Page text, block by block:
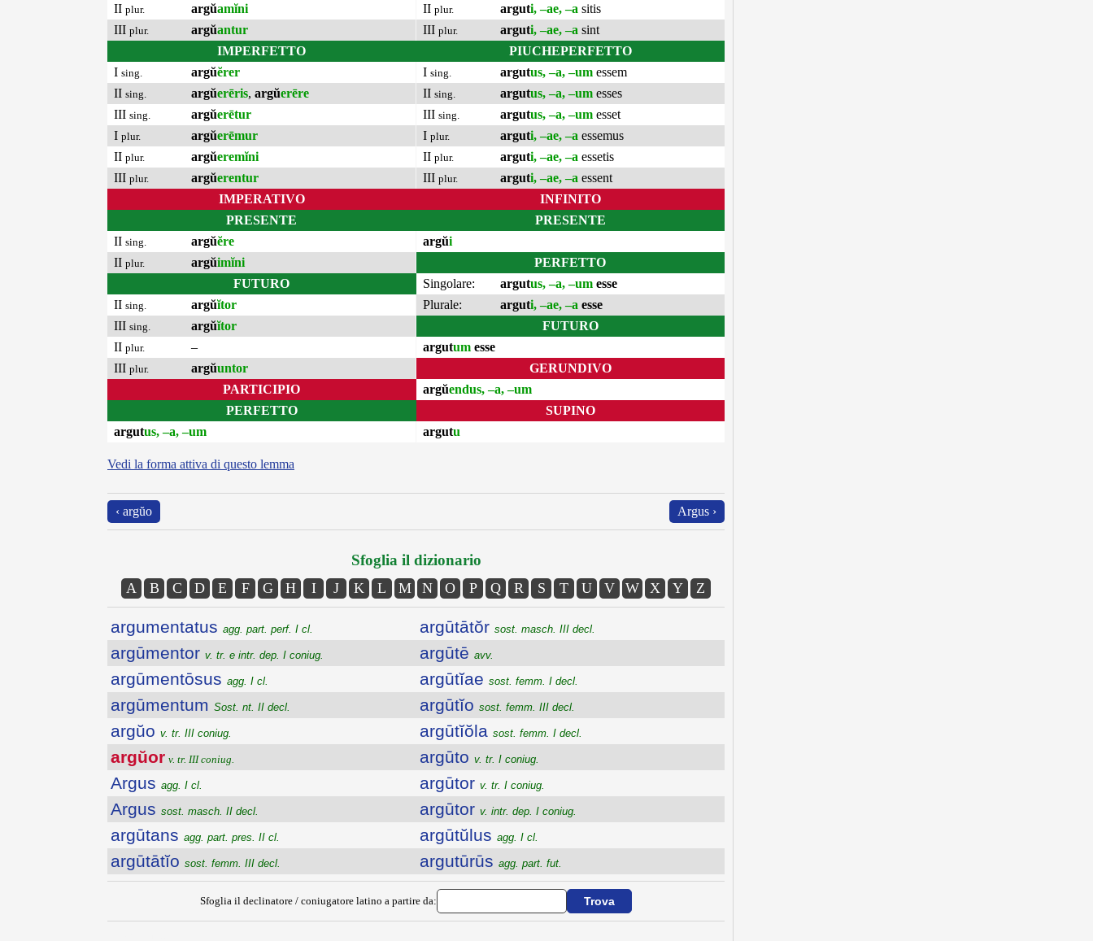
II plur. argŭamĭni
III plur. argŭantur
IMPERFETTO
I sing. argŭĕrer
II sing. argŭerēris, argŭerēre
III sing. argŭerētur
I plur. argŭerēmur
II plur. argŭeremĭni
III plur. argŭerentur
II plur. arguti, –ae, –a sitis
III plur. arguti, –ae, –a sint
PIUCHEPERFETTO
I sing. argutus, –a, –um essem
II sing. argutus, –a, –um esses
III sing. argutus, –a, –um esset
I plur. arguti, –ae, –a essemus
II plur. arguti, –ae, –a essetis
III plur. arguti, –ae, –a essent
IMPERATIVO
PRESENTE
II sing. argŭĕre
II plur. argŭimĭni
FUTURO
II sing. argŭĭtor
III sing. argŭĭtor
II plur.
–
III plur. argŭuntor
PARTICIPIO
PERFETTO
argutus, –a, –um
INFINITO
PRESENTE
argŭi
PERFETTO
Singolare:
argutus, –a, –um esse
Plurale:
arguti, –ae, –a esse
FUTURO
argutum esse
GERUNDIVO
argŭendus, –a, –um
SUPINO
argutu
Vedi la forma attiva di questo lemma
‹ argŭo Argus ›
Sfoglia il dizionario
A B C D E F G H I J K L M N O P Q R S T U V W X Y Z
argumentatus agg. part. perf. I cl.
argūmentor v. tr. e intr. dep. I coniug.
argūmentōsus agg. I cl.
argūmentum Sost. nt. II decl.
argŭo v. tr. III coniug.
argŭor v. tr. III coniug.
Argus agg. I cl.
Argus sost. masch. II decl.
argūtans agg. part. pres. II cl.
argūtātĭo sost. femm. III decl.
argūtātŏr sost. masch. III decl.
argūtē avv.
argūtĭae sost. femm. I decl.
argūtĭo sost. femm. III decl.
argūtĭŏla sost. femm. I decl.
argūto v. tr. I coniug.
argūtor v. tr. I coniug.
argūtor v. intr. dep. I coniug.
argūtŭlus agg. I cl.
argutūrūs agg. part. fut.
Sfoglia il declinatore / coniugatore latino a partire da: